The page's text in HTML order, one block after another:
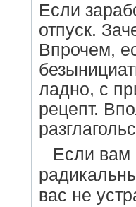
Если
отпуск.
Впрочем,
ладно, с
рецепт.
Если вам
вас не